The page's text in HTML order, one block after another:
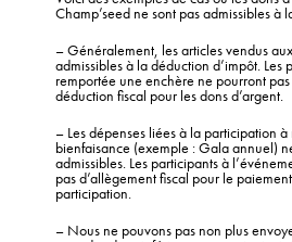
Champ’seed ne sont pas admissibles à
– Généralement, les articles vendus
admissibles à la déduction d’impôt. Les
remportée une enchère ne pourront
déduction fiscal pour les dons d’argent.
– Les dépenses liées à la participation à
bienfaisance (exemple : Gala annuel)
admissibles. Les participants à
pas d’allègement fiscal pour le
participation.
– Nous ne pouvons pas non plus